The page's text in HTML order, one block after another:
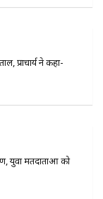
प्राचार्य ने कहा-
युवा मतदाताओं को